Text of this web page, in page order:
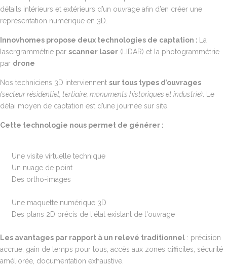
détails intérieurs et extérieurs d’un ouvrage afin d’en créer une
représentation numérique en 3D.
Innovhomes propose deux technologies de captation :
La
lasergrammétrie par scanner laser (LIDAR) et la photogrammétrie
par drone
Nos techniciens 3D interviennent sur tous types d’ouvrages
(secteur résidentiel, tertiaire, monuments historiques et industrie) . Le
délai moyen de captation est d’une journée sur site.
Cette technologie nous permet de générer :
Une visite virtuelle technique
Un nuage de point
Des ortho-images
Une maquette numérique 3D
Des plans 2D précis de l'état existant de l'ouvrage
Les avantages par rapport à un relevé traditionnel : précision
accrue, gain de temps pour tous, accès aux zones difficiles, sécurité
améliorée, documentation exhaustive.